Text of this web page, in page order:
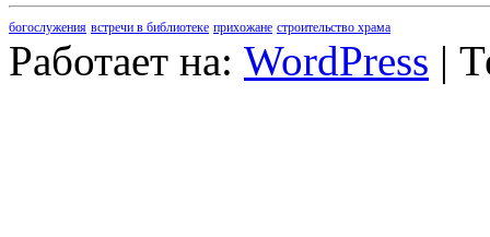
богослужения встречи в библиотеке прихожане строительство храма
Работает на: WordPress |